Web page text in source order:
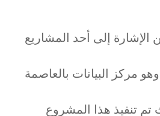
الإشارة إلى أحد المشاريع
مركز البيانات بالعاصمة
تم تنفيذ هذا المشروع